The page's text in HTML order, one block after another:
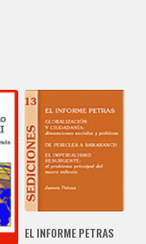
EL INFORME PETRAS